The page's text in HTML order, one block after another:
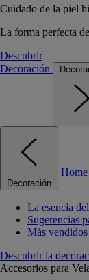
Cuidado de la piel
La forma perfecta
Descubrir
Decoración
Decoración
La esencia
Sugerencias
Más vendidos
Descubrir la
Accesorios para